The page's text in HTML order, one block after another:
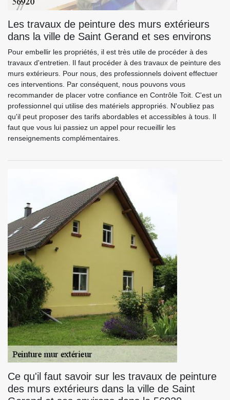
Les travaux de peinture des murs extérieurs
dans la ville de Saint Gerand et ses environs
Pour embellir les propriétés, il est très utile de procéder à des
travaux d'entretien. Il faut procéder à des travaux de peinture des
murs extérieurs. Pour nous, des professionnels doivent effectuer
ces interventions. Par conséquent, nous pouvons vous
recommander de placer votre confiance en Contrôle Toit. C'est un
professionnel qui utilise des matériels appropriés. N'oubliez pas
qu'il peut proposer des tarifs abordables et accessibles à tous. Il
faut que vous lui passiez un appel pour recueillir les
renseignements complémentaires.
Ce qu'il faut savoir sur les travaux de peinture
des murs extérieurs dans la ville de Saint